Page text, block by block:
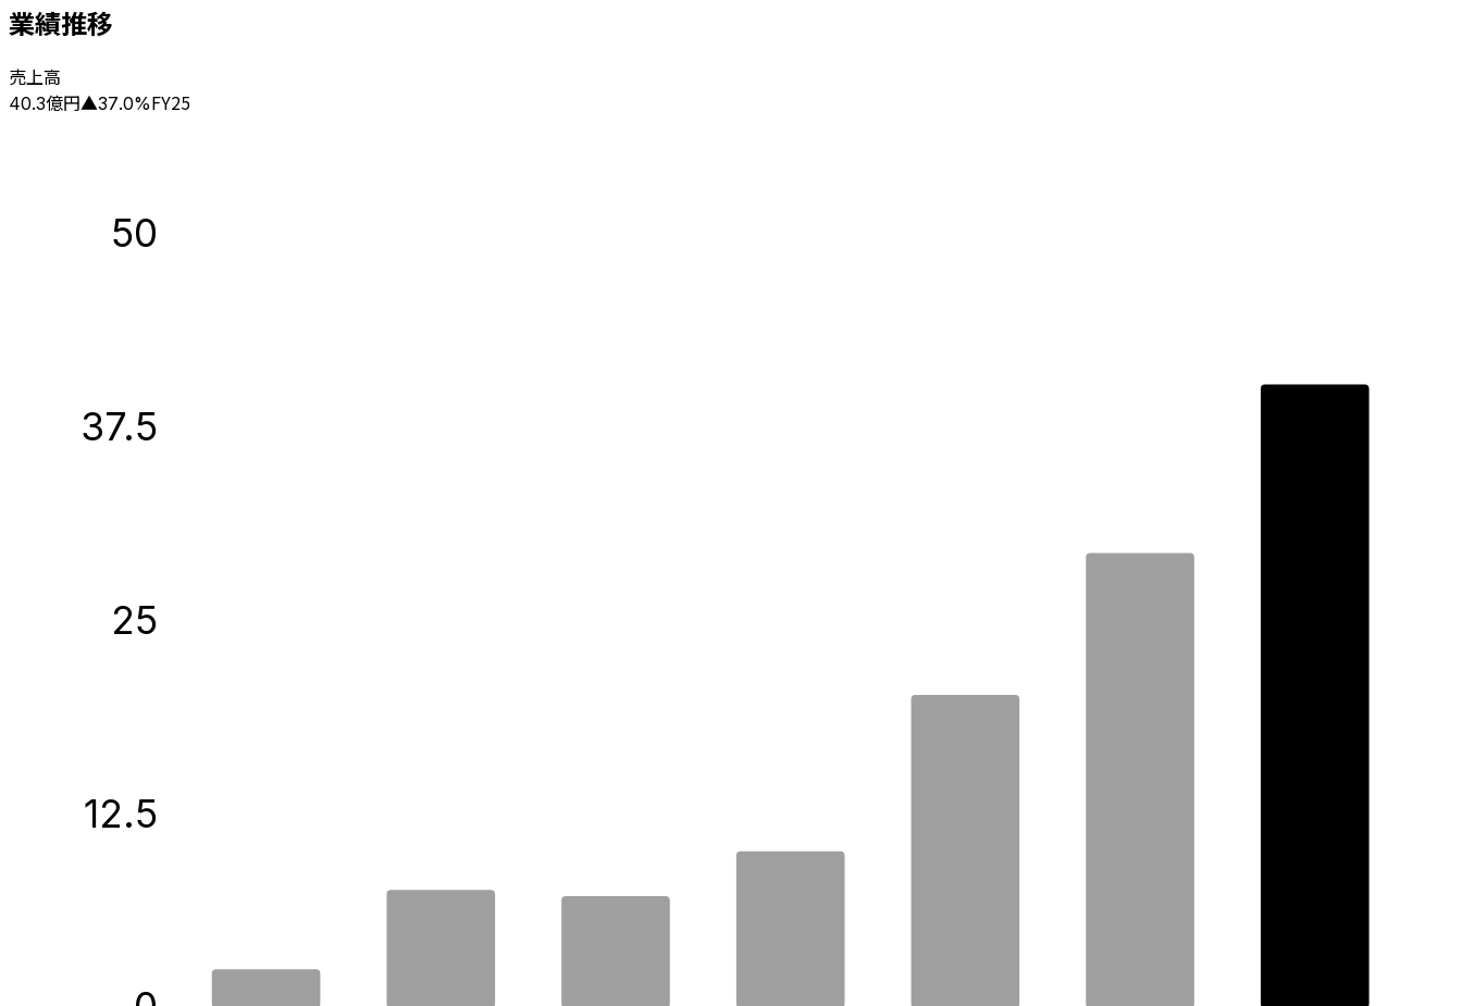
業績推移
売上高
40.3億円▲37.0%FY25
12.5
25
37.5
50